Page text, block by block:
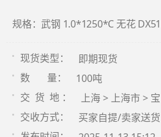
规格：武钢 1.0*1250*C 无花
现货类型： 即期现货
数 量： 100吨
交 货 地 ： 上海 > 上海市 >
交收方式： 买家自提/卖家送货